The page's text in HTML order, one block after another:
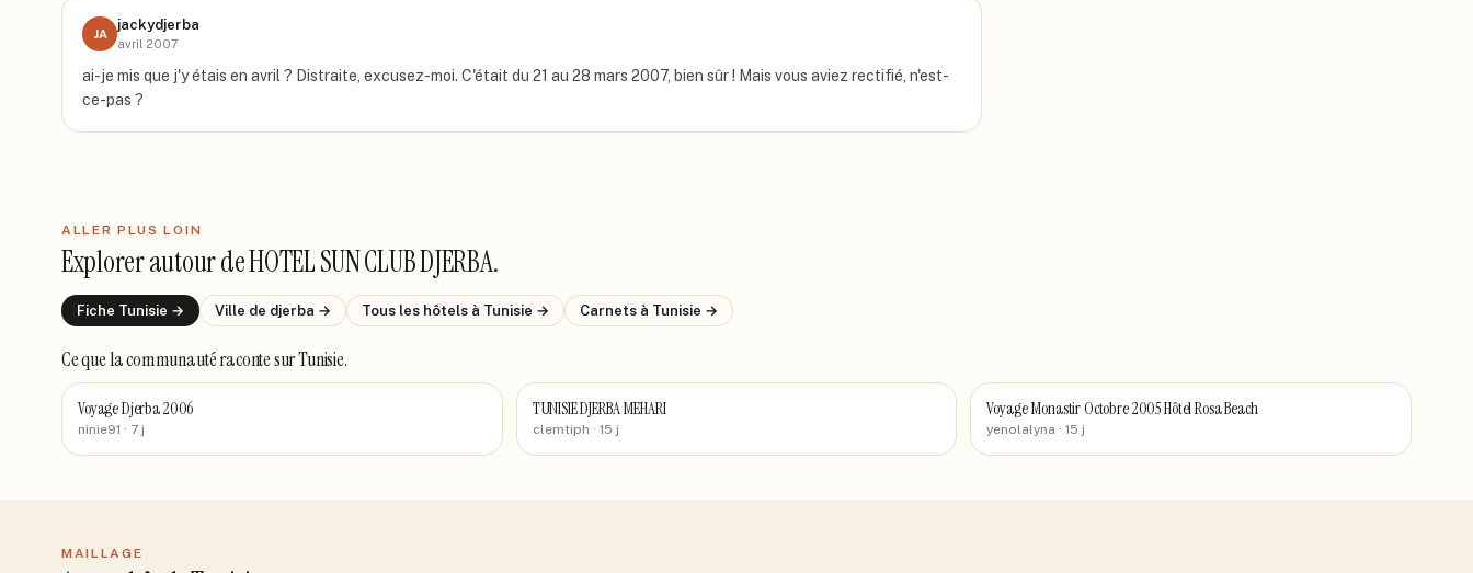
JA
jackydjerba
avril 2007
ai-je mis que j'y étais en avril ? Distraite, excusez-moi. C'était du 21 au 28 mars 2007, bien sûr ! Mais vous aviez rectifié, n'est-
ce-pas ?
ALLER PLUS LOIN
Explorer autour deHOTEL SUN CLUB DJERBA.
Fiche Tunisie → Ville de djerba → Tous les hôtels à Tunisie → Carnets à Tunisie →
Ce que la communauté racontesur Tunisie.
Voyage Djerba 2006
ninie91 · 7 j
TUNISIE DJERBA MEHARI
clemtiph · 15 j
Voyage Monastir Octobre 2005 Hôtel Rosa Beach
yenolalyna · 15 j
MAILLAGE